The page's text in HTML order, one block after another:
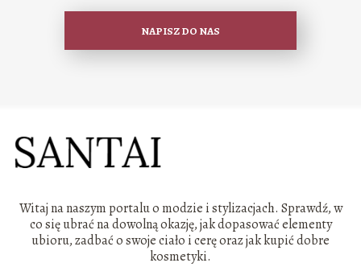
NAPISZ DO NAS
Witaj na naszym portalu o modzie i stylizacjach. Sprawdź, w
co się ubrać na dowolną okazję, jak dopasować elementy
ubioru, zadbać o swoje ciało i cerę oraz jak kupić dobre
kosmetyki.